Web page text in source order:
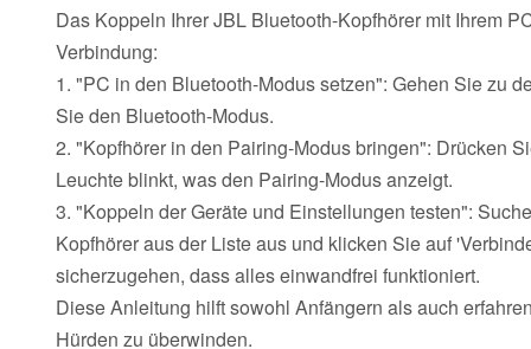
Das Koppeln Ihrer JBL Bluetooth-Kopfhörer mit Ihrem
Verbindung:
1. "PC in den Bluetooth-Modus setzen": Gehen Sie zu
Sie den Bluetooth-Modus.
2. "Kopfhörer in den Pairing-Modus bringen": Drücken
Leuchte blinkt, was den Pairing-Modus anzeigt.
3. "Koppeln der Geräte und Einstellungen testen":
Kopfhörer aus der Liste aus und klicken Sie auf
sicherzugehen, dass alles einwandfrei funktioniert.
Diese Anleitung hilft sowohl Anfängern als auch
Hürden zu überwinden.